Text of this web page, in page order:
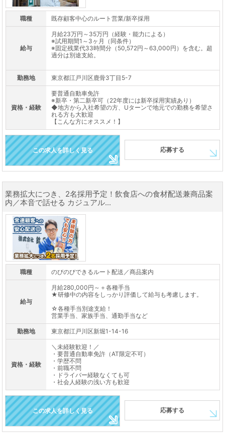
職種 既存顧客中心のルート営業/新卒採用
給与
月給23万円～35万円（経験・能力による）
※試用期間1～3ヶ月（同条件）
※固定残業代33時間分（50,572円～63,000円）を含む。超
過分は別途支給。
勤務地 東京都江戸川区鹿骨3丁目5-7
資格・経験
要普通自動車免許
※新卒・第二新卒可（22年度には新卒採用実績あり）
◆地方から入社希望の方、Uターンで地元での勤務を希望さ
れる方も大歓迎
【こんな方にオススメ！】
この求人を詳しく見る 応募する
業務拡大につき、2名採用予定！飲食店への食材配送兼商品案
内／本音で話せる カジュアル...
職種 のびのびできるルート配送／商品案内
給与
月給280,000円～＋各種手当
★研修中の内容をしっかり評価して給与も考慮します。
☆各種手当別途支給！
営業手当、家族手当、通勤手当など
勤務地 東京都江戸川区新堀1-14-16
資格・経験
＼未経験歓迎！／
・要普通自動車免許（AT限定不可）
・学歴不問
・前職不問
・ドライバー経験なくても可
・社会人経験の浅い方も歓迎
この求人を詳しく見る 応募する